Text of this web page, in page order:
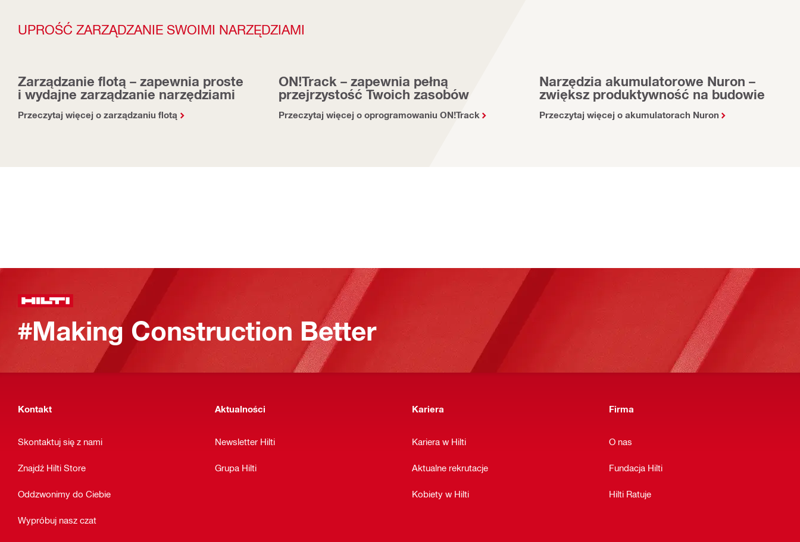
UPROŚĆ ZARZĄDZANIE SWOIMI NARZĘDZIAMI
Zarządzanie flotą – zapewnia proste
i wydajne zarządzanie narzędziami
Przeczytaj więcej o zarządzaniu flotą
ON!Track – zapewnia pełną
przejrzystość Twoich zasobów
Przeczytaj więcej o oprogramowaniu ON!Track
Narzędzia akumulatorowe Nuron –
zwiększ produktywność na budowie
Przeczytaj więcej o akumulatorach Nuron
#Making Construction Better
Kontakt
Skontaktuj się z nami
Znajdź Hilti Store
Oddzwonimy do Ciebie
Wypróbuj nasz czat
Aktualności
Newsletter Hilti
Grupa Hilti
Kariera
Kariera w Hilti
Aktualne rekrutacje
Kobiety w Hilti
Firma
O nas
Fundacja Hilti
Hilti Ratuje